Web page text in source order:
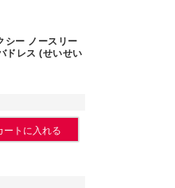
シー ノースリー
ドレス (せいせい
ートに入れる